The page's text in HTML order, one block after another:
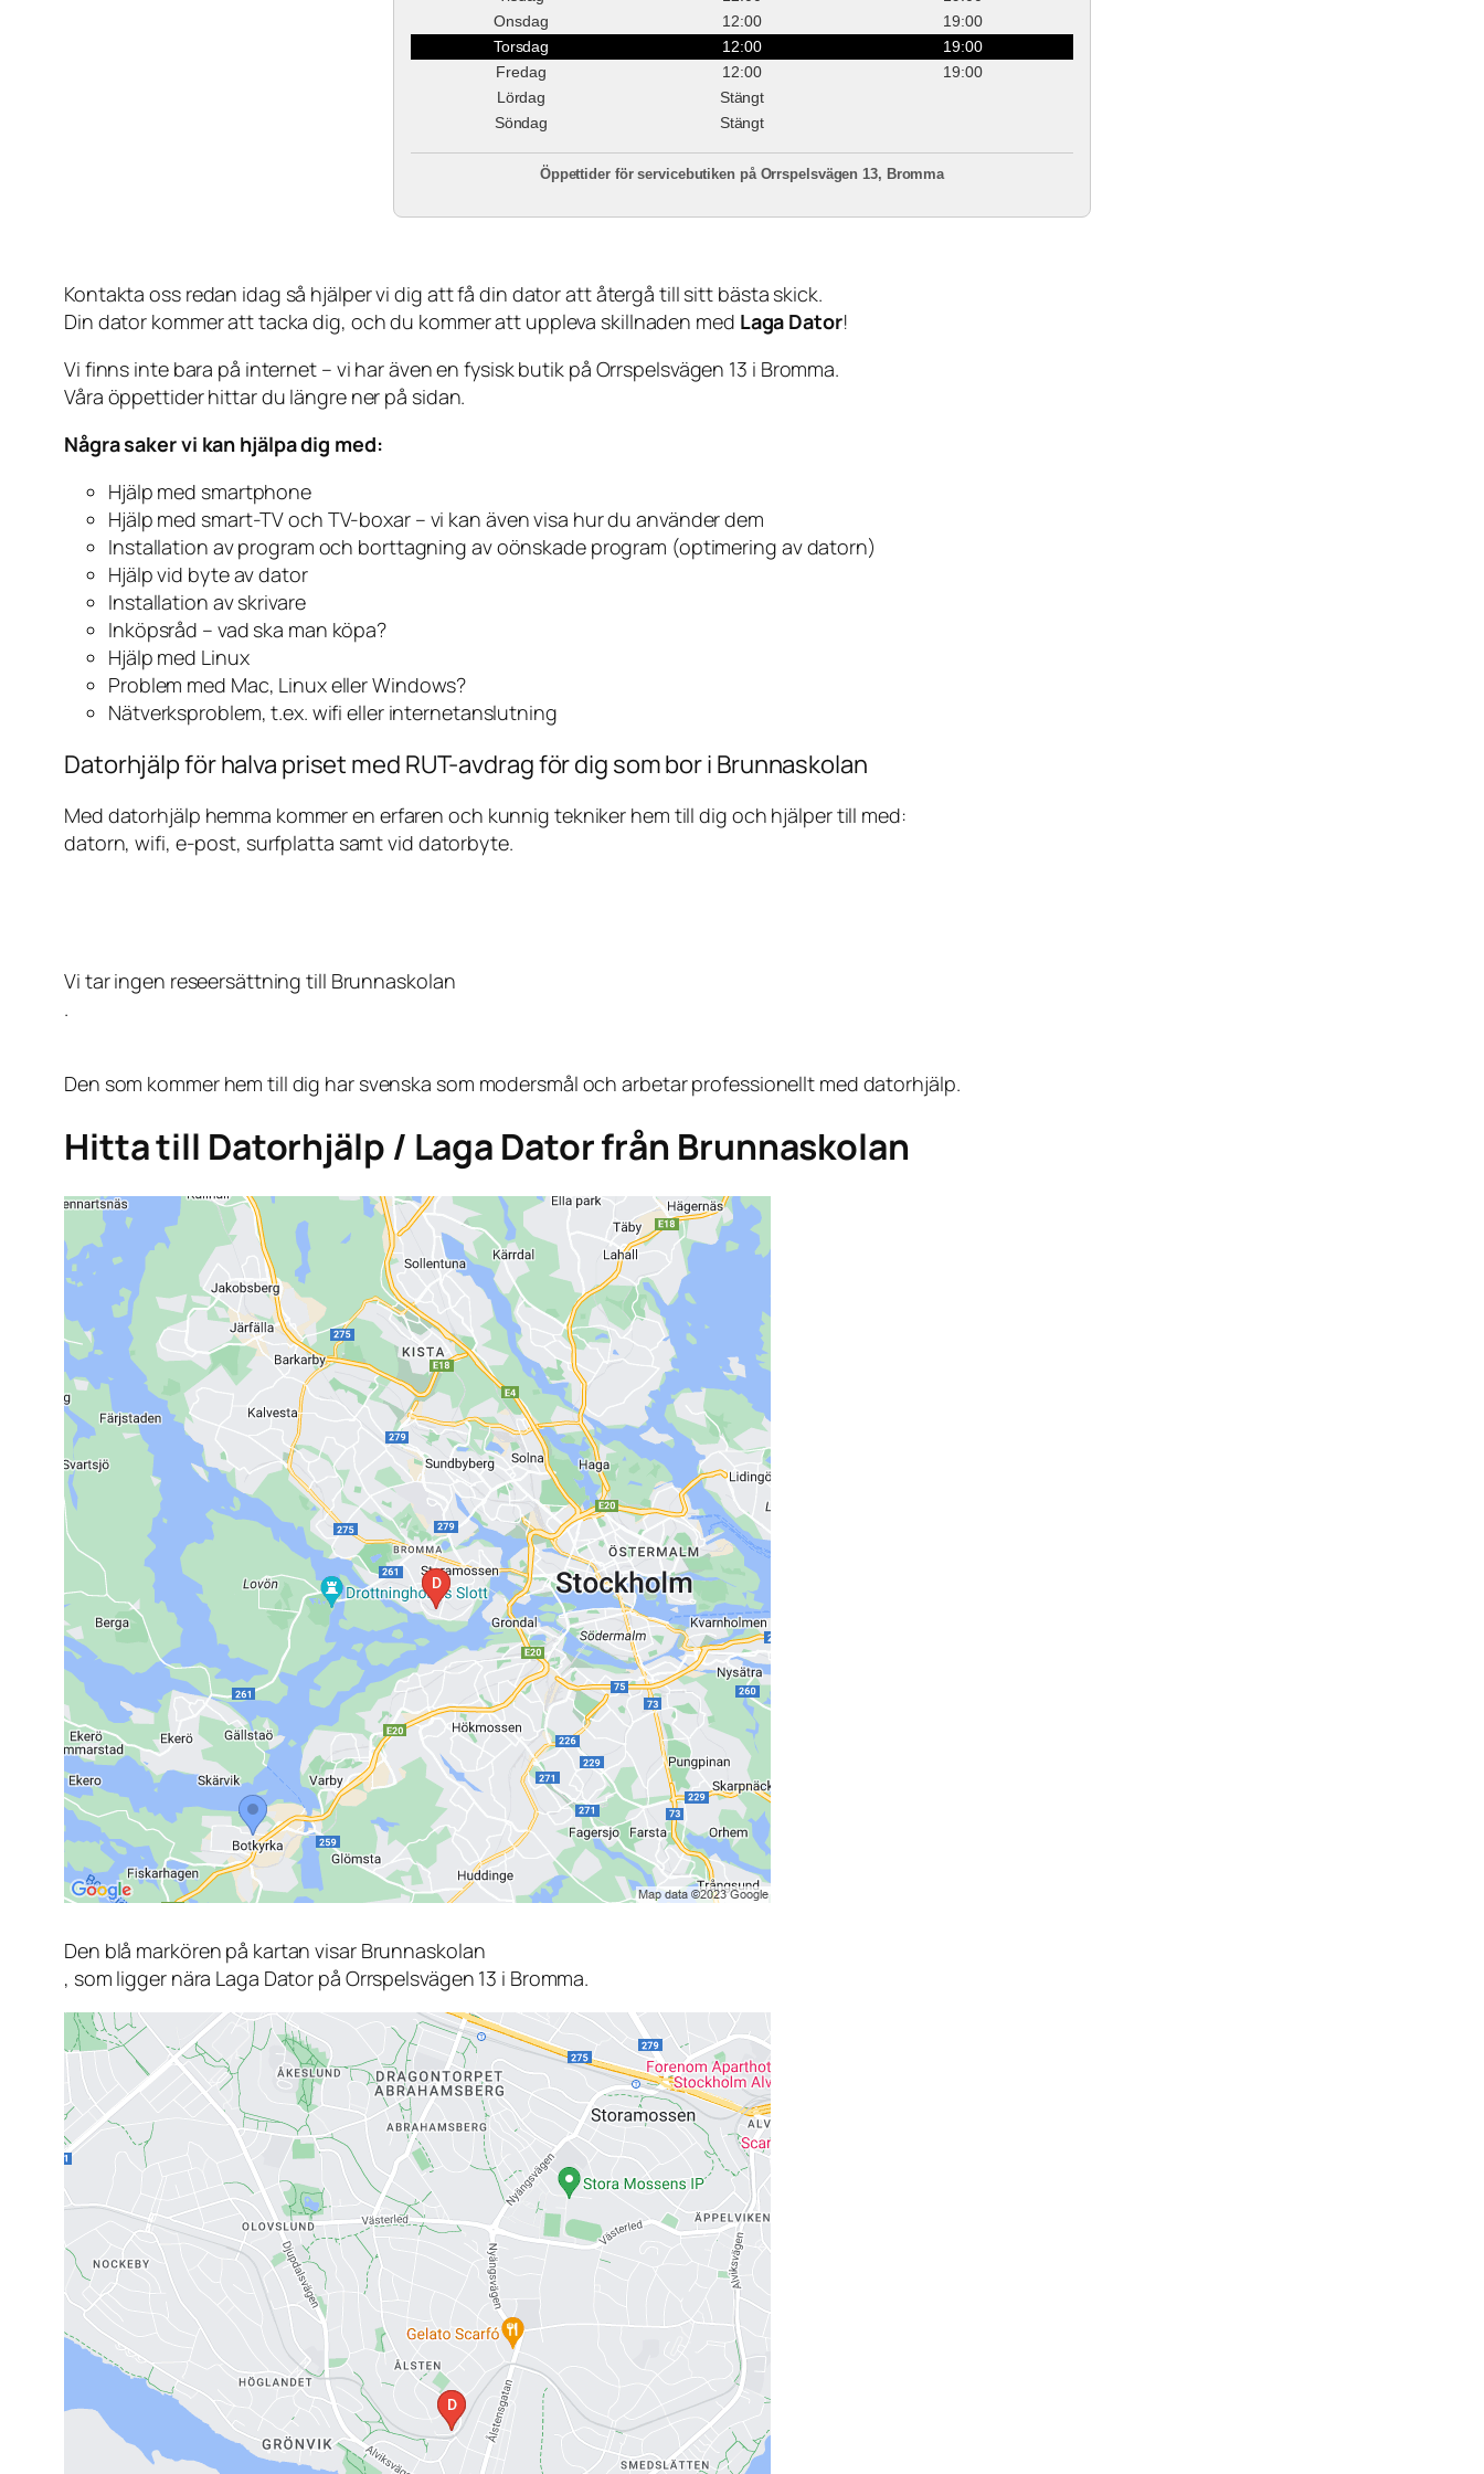
Onsdag
12:00
19:00
Torsdag
12:00
19:00
Fredag
12:00
19:00
Lördag
Stängt
Söndag
Stängt
Öppettider för servicebutiken på Orrspelsvägen 13, Bromma
Kontakta oss redan idag så hjälper vi dig att få din dator att återgå till sitt bästa skick.
Din dator kommer att tacka dig, och du kommer att uppleva skillnaden med Laga Dator!
Vi finns inte bara på internet – vi har även en fysisk butik på Orrspelsvägen 13 i Bromma.
Våra öppettider hittar du längre ner på sidan.
Några saker vi kan hjälpa dig med:
Hjälp med smartphone
Hjälp med smart-TV och TV-boxar – vi kan även visa hur du använder dem
Installation av program och borttagning av oönskade program (optimering av datorn)
Hjälp vid byte av dator
Installation av skrivare
Inköpsråd – vad ska man köpa?
Hjälp med Linux
Problem med Mac, Linux eller Windows?
Nätverksproblem, t.ex. wifi eller internetanslutning
Datorhjälp för halva priset med RUT-avdrag för dig som bor i Brunnaskolan
Med datorhjälp hemma kommer en erfaren och kunnig tekniker hem till dig och hjälper till med:
datorn, wifi, e-post, surfplatta samt vid datorbyte.
Vi tar ingen reseersättning till Brunnaskolan
.
Den som kommer hem till dig har svenska som modersmål och arbetar professionellt med datorhjälp.
Hitta till Datorhjälp / Laga Dator från Brunnaskolan
Den blå markören på kartan visar Brunnaskolan
, som ligger nära Laga Dator på Orrspelsvägen 13 i Bromma.